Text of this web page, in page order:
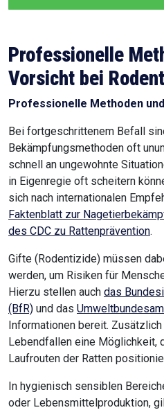
Professionelle
Vorsicht bei
Professionelle Methoden
Bei fortgeschrittenem Befall
Bekämpfungsmethoden oft
schnell an ungewohnte
in Eigenregie oft scheitern
sich nach internationalen
Faktenblatt zur
des CDC zu Rattenprävention.
Gifte (Rodentizide) müssen
werden, um Risiken für
Hierzu stellen auch das
(BfR) und das
Informationen bereit.
Lebendfallen eine Möglichkeit,
Laufrouten der Ratten
In hygienisch sensiblen
oder Lebensmittelproduktion,